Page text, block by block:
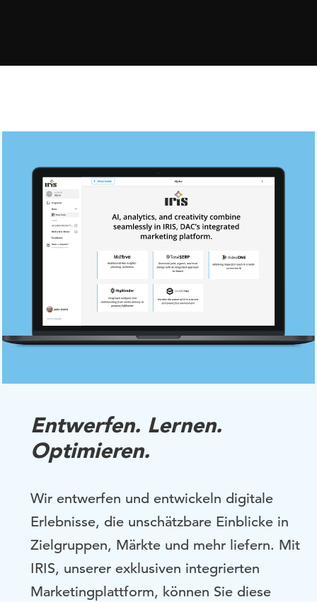
Entwerfen. Lernen.
Optimieren.
Wir entwerfen und entwickeln digitale
Erlebnisse, die unschätzbare Einblicke in
Zielgruppen, Märkte und mehr liefern. Mit
IRIS, unserer exklusiven integrierten
Marketingplattform, können Sie diese